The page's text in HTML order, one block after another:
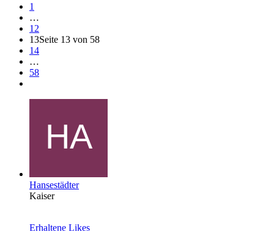
1
…
12
13Seite 13 von 58
14
…
58
Hansestädter
Kaiser
Erhaltene Likes